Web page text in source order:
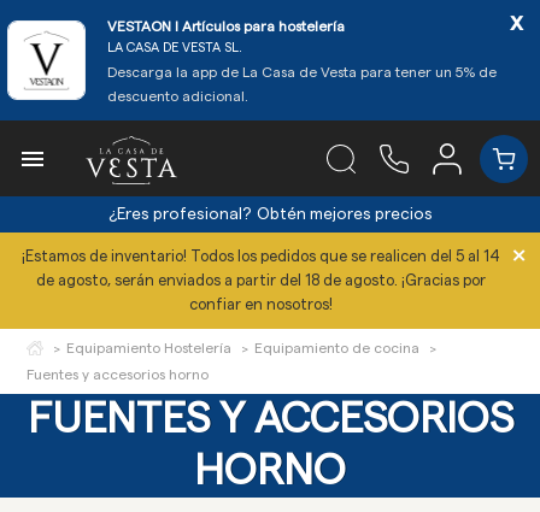
VESTAON l Artículos para hostelería
LA CASA DE VESTA SL.
Descarga la app de La Casa de Vesta para tener un 5% de
descuento adicional.
x

¿Eres profesional? Obtén mejores precios
¡Estamos de inventario! Todos los pedidos que se realicen del 5 al 14
de agosto, serán enviados a partir del 18 de agosto. ¡Gracias por
confiar en nosotros!
×
Equipamiento Hostelería
Equipamiento de cocina
Fuentes y accesorios horno
FUENTES Y ACCESORIOS
HORNO